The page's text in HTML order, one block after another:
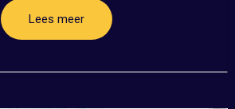
Lees meer